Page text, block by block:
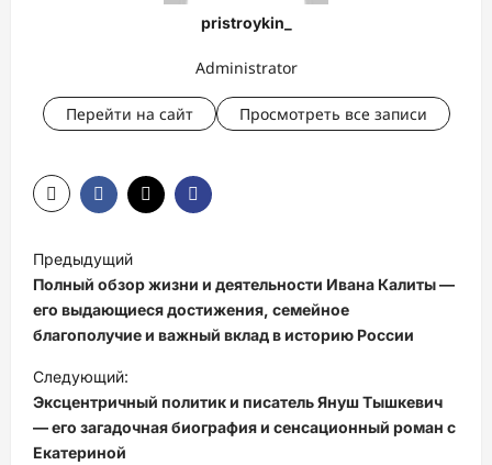
pristroykin_
Administrator
Перейти на сайт Просмотреть все записи
а
в
и
г
а
ц
Предыдущий
Полный обзор жизни и деятельности Ивана Калиты —
его выдающиеся достижения, семейное
благополучие и важный вклад в историю России
Следующий:
Эксцентричный политик и писатель Януш Тышкевич
— его загадочная биография и сенсационный роман с
Екатериной